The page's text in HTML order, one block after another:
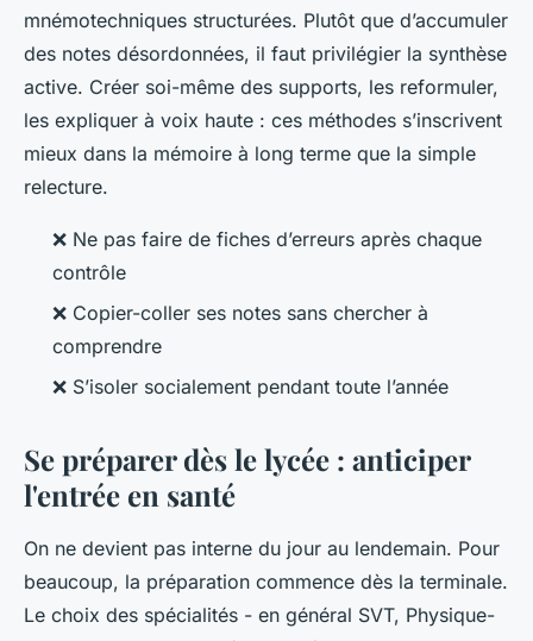
mnémotechniques structurées. Plutôt que d’accumuler
des notes désordonnées, il faut privilégier la synthèse
active. Créer soi-même des supports, les reformuler,
les expliquer à voix haute : ces méthodes s’inscrivent
mieux dans la mémoire à long terme que la simple
relecture.
❌ Ne pas faire de fiches d’erreurs après chaque
contrôle
❌ Copier-coller ses notes sans chercher à
comprendre
❌ S’isoler socialement pendant toute l’année
Se préparer dès le lycée : anticiper
l'entrée en santé
On ne devient pas interne du jour au lendemain. Pour
beaucoup, la préparation commence dès la terminale.
Le choix des spécialités - en général SVT, Physique-